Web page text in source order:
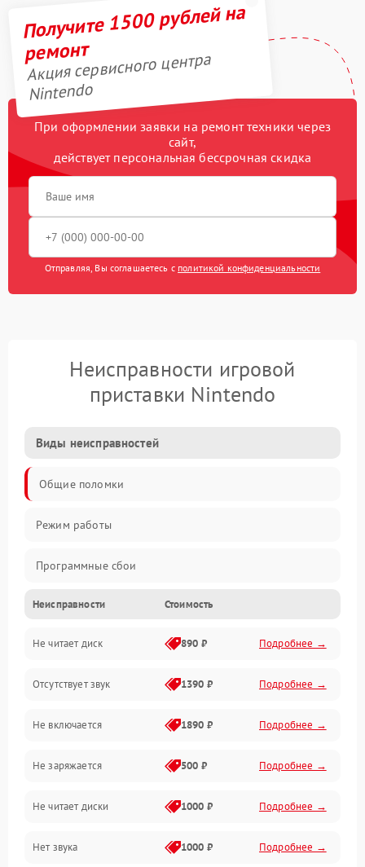
Получите 1500 рублей на
ремонт
Акция сервисного центра
Nintendo
При оформлении заявки на ремонт техники через
сайт,
действует персональная бессрочная скидка
Отправляя, Вы соглашаетесь с политикой конфиденциальности
Неисправности игровой
приставки Nintendo
Виды неисправностей
Общие поломки
Режим работы
Программные сбои
Видео и HDMI
Звук и аудиовыходы
Диски и привод
Сеть и онлайн
Геймпады и аксессуары
Разъёмы и корпус
Питание и электрика
Неисправности Стоимость
Не читает диск 890 ₽ Подробнее →
Отсутствует звук 1390 ₽ Подробнее →
Не включается 1890 ₽ Подробнее →
Не заряжается 500 ₽ Подробнее →
Не читает диски 1000 ₽ Подробнее →
Нет звука 1000 ₽ Подробнее →